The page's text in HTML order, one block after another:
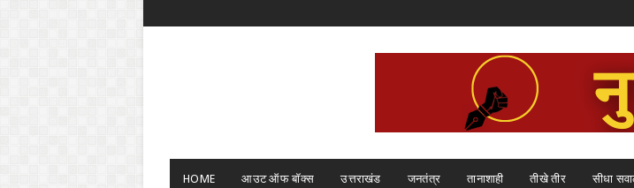
HOME आउट ऑफ बॉक्स उत्तराखंड जनतंत्र तानाशाही तीखे तीर सीधा